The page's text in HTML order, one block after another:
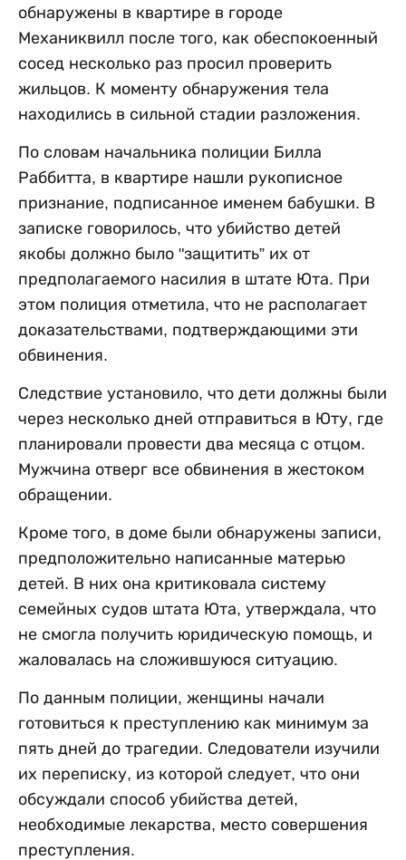
обнаружены в квартире в городе
Механиквилл после того, как обеспокоенный
сосед несколько раз просил проверить
жильцов. К моменту обнаружения тела
находились в сильной стадии разложения.
По словам начальника полиции Билла
Раббитта, в квартире нашли рукописное
признание, подписанное именем бабушки. В
записке говорилось, что убийство детей
якобы должно было "защитить” их от
предполагаемого насилия в штате Юта. При
этом полиция отметила, что не располагает
доказательствами, подтверждающими эти
обвинения.
Следствие установило, что дети должны были
через несколько дней отправиться в Юту, где
планировали провести два месяца с отцом.
Мужчина отверг все обвинения в жестоком
обращении.
Кроме того, в доме были обнаружены записи,
предположительно написанные матерью
детей. В них она критиковала систему
семейных судов штата Юта, утверждала, что
не смогла получить юридическую помощь, и
жаловалась на сложившуюся ситуацию.
По данным полиции, женщины начали
готовиться к преступлению как минимум за
пять дней до трагедии. Следователи изучили
их переписку, из которой следует, что они
обсуждали способ убийства детей,
необходимые лекарства, место совершения
преступления.